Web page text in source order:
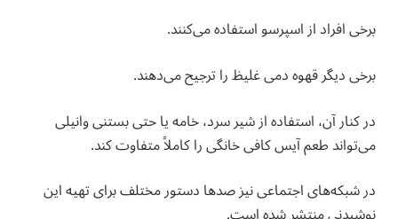
برخی افراد از اسپرسو استفاده می‌کنند.
برخی دیگر قهوه دمی غلیظ را ترجیح می‌دهند.
در کنار آن، استفاده از شیر سرد، خامه یا حتی بستنی وانیلی
می‌تواند طعم آیس کافی خانگی را کاملاً متفاوت کند.
در شبکه‌های اجتماعی نیز صدها دستور مختلف برای تهیه این